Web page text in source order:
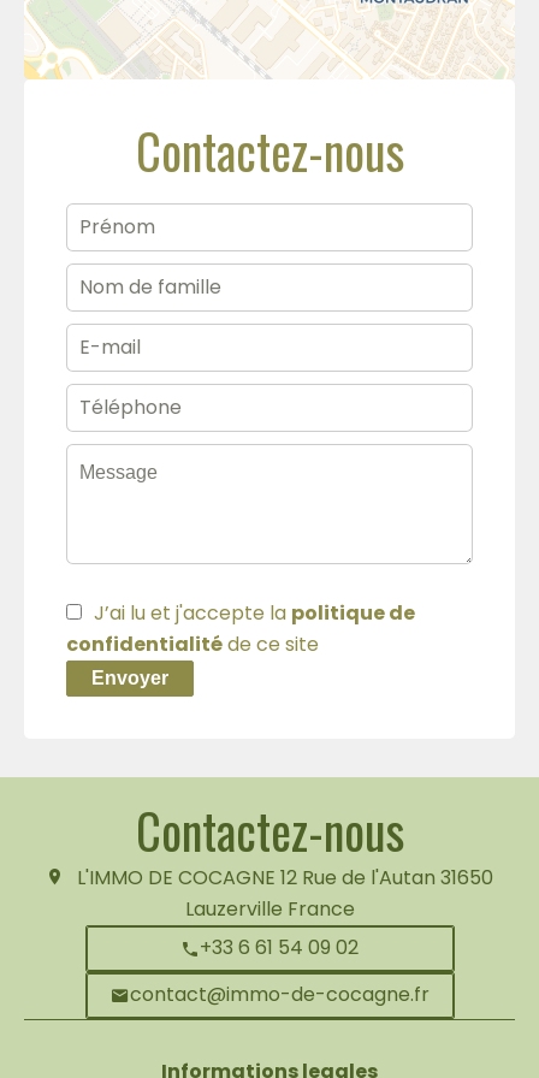
Contactez-nous
J’ai lu et j'accepte la politique de
confidentialitéde ce site
Envoyer
Contactez-nous
L'IMMO DE COCAGNE 12 Rue de l'Autan 31650
Lauzerville France
+33 6 61 54 09 02
contact@immo-de-cocagne.fr
Informations legales